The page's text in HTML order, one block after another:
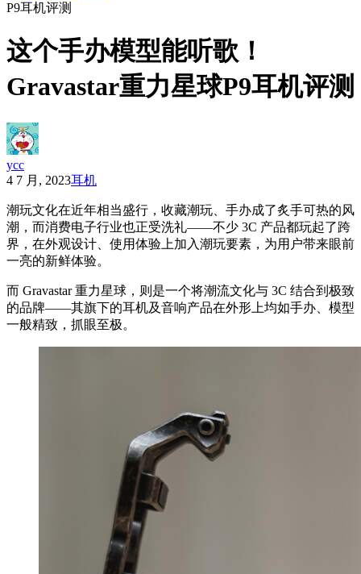
P9耳机评测
这个手办模型能听歌！
Gravastar重力星球P9耳机评测
ycc
4 7 月, 2023耳机
潮玩文化在近年相当盛行，收藏潮玩、手办成了炙手可热的风
潮，而消费电子行业也正受洗礼——不少 3C 产品都玩起了跨
界，在外观设计、使用体验上加入潮玩要素，为用户带来眼前
一亮的新鲜体验。
而 Gravastar 重力星球，则是一个将潮流文化与 3C 结合到极致
的品牌——其旗下的耳机及音响产品在外形上均如手办、模型
一般精致，抓眼至极。